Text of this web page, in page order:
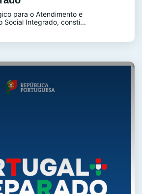
para o Atendimento e
Social Integrado, consti...